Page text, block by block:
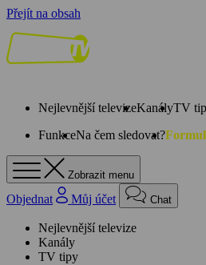
Přejít na obsah
Nejlevnější televizeKanályTV
FunkceNa čem sledovat?
Zobrazit menu
Objednat Můj účet Chat
Nejlevnější televize
Kanály
TV tipy